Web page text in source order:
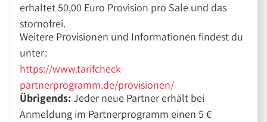
erhaltet 50,00 Euro Provision pro Sale und das
stornofrei.
Weitere Provisionen und Informationen findest du
unter:
https://www.tarifcheck-
partnerprogramm.de/provisionen/
Übrigends: Jeder neue Partner erhält bei
Anmeldung im Partnerprogramm einen 5 €